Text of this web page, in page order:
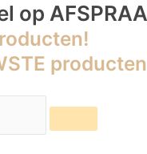
op
producten